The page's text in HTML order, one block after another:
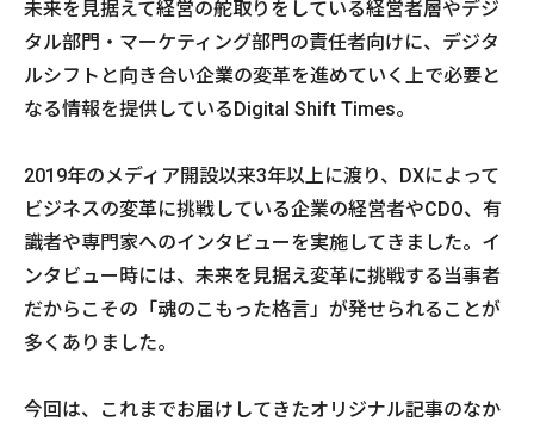
未来を見据えて経営の舵取りをしている経営者層やデジ
タル部門・マーケティング部門の責任者向けに、デジタ
ルシフトと向き合い企業の変革を進めていく上で必要と
なる情報を提供しているDigital Shift Times。
2019年のメディア開設以来3年以上に渡り、DXによって
ビジネスの変革に挑戦している企業の経営者やCDO、有
識者や専門家へのインタビューを実施してきました。イ
ンタビュー時には、未来を見据え変革に挑戦する当事者
だからこその「魂のこもった格言」が発せられることが
多くありました。
今回は、これまでお届けしてきたオリジナル記事のなか